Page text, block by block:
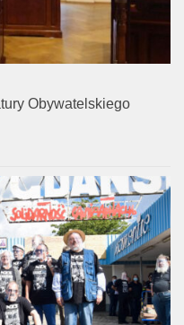
Obywatelskiego